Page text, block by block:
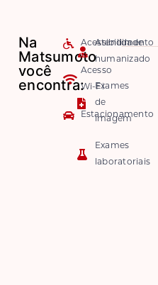
Na
Matsumoto
você
encontra:
Acessibilidade
Acesso
Wi-Fi
Estacionamento
Atendimento
humanizado
Exames
de
imagem
Exames
laboratoriais